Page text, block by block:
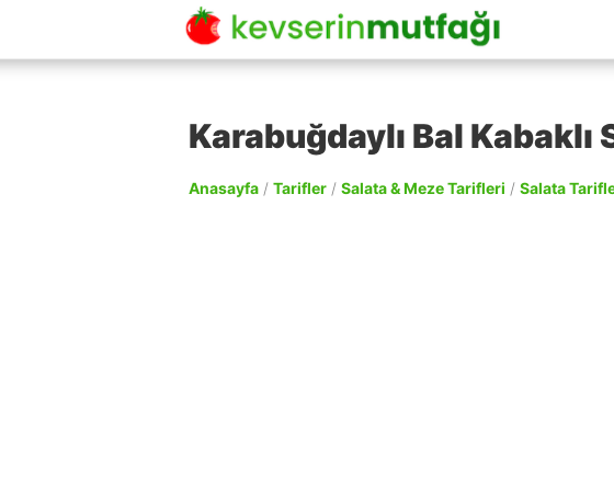
Karabuğdaylı Bal Kabaklı
Anasayfa / Tarifler / Salata & Meze Tarifleri / Salata